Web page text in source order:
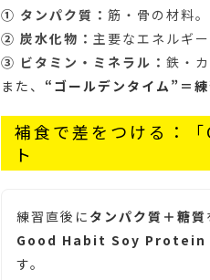
① タンパク質： 筋・骨の材料
② 炭水化物： 主要なエネルギ
③ ビタミン・ミネラル： 鉄・
また、 “ゴールデンタイム”＝
補食で差をつける：
ト
練習直後に タンパク質＋糖質
Good Habit Soy Protein（
す。